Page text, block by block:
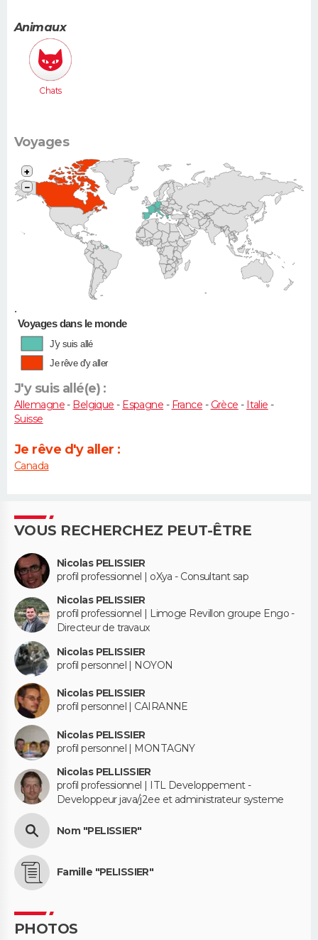
(Megane,
307...)
Animaux
Chats
Voyages
•
+
−
Voyages dans le monde
J'y suis allé
Je rêve d'y aller
J'y suis allé(e) :
Allemagne- Belgique - Espagne - France - Grèce - Italie -
Suisse
Je rêve d'y aller :
Canada
VOUS RECHERCHEZ PEUT-ÊTRE
Nicolas PELISSIER
profil professionnel | oXya - Consultant sap
Nicolas PELISSIER
profil professionnel | Limoge Revillon groupe Engo -
Directeur de travaux
Nicolas PELISSIER
profil personnel | NOYON
Nicolas PELISSIER
profil personnel | CAIRANNE
Nicolas PELISSIER
profil personnel | MONTAGNY
Nicolas PELLISSIER
profil professionnel | ITL Developpement -
Developpeur java/j2ee et administrateur systeme
Nom "PELISSIER"
Famille "PELISSIER"
PHOTOS